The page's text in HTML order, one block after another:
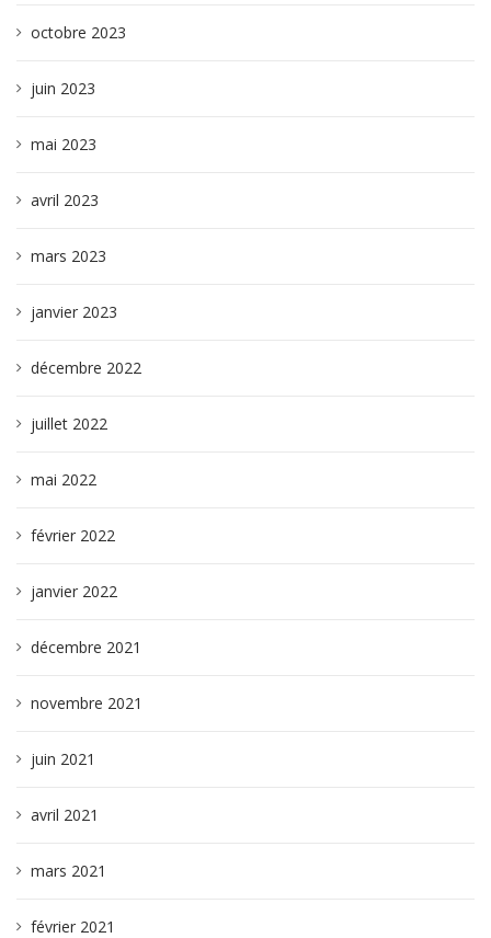
octobre 2023
juin 2023
mai 2023
avril 2023
mars 2023
janvier 2023
décembre 2022
juillet 2022
mai 2022
février 2022
janvier 2022
décembre 2021
novembre 2021
juin 2021
avril 2021
mars 2021
février 2021